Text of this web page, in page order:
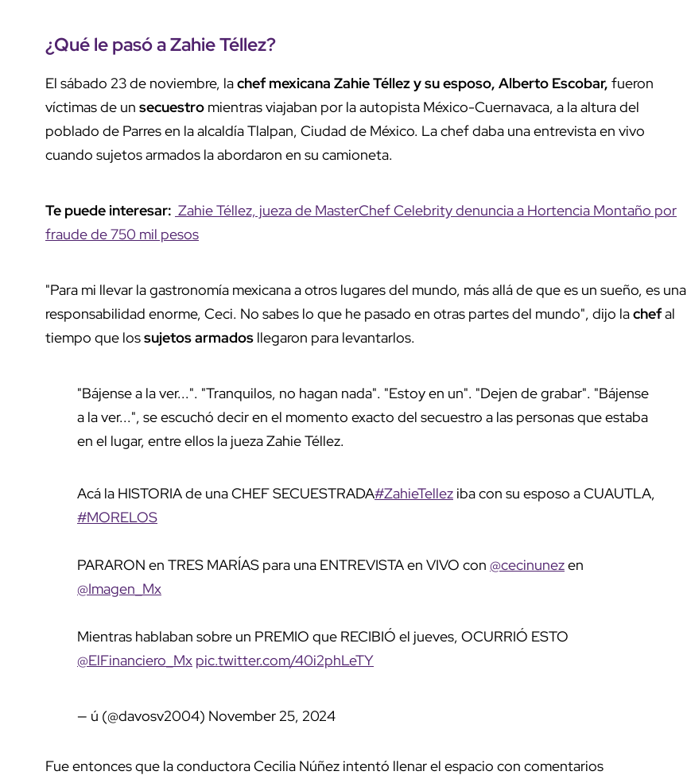
¿Qué le pasó a Zahie Téllez?
El sábado 23 de noviembre, lachef mexicana Zahie Téllez y su esposo, Alberto Escobar, fueron
víctimas de un secuestro mientras viajaban por la autopista México-Cuernavaca, a la altura del
poblado de Parres en la alcaldía Tlalpan, Ciudad de México. La chef daba una entrevista en vivo
cuando sujetos armados la abordaron en su camioneta.
Te puede interesar: Zahie Téllez, jueza de MasterChef Celebrity denuncia a Hortencia Montaño por
fraude de 750 mil pesos
"Para mi llevar la gastronomía mexicana a otros lugares del mundo, más allá de que es un sueño, es una
responsabilidad enorme, Ceci. No sabes lo que he pasado en otras partes del mundo", dijo lachefal
tiempo que lossujetos armados llegaron para levantarlos.
"Bájense a la ver...". "Tranquilos, no hagan nada". "Estoy en un". "Dejen de grabar". "Bájense
a la ver...", se escuchó decir en el momento exacto del secuestro a las personas que estaba
en el lugar, entre ellos la jueza Zahie Téllez.
Acá la HISTORIA de una CHEF SECUESTRADA#ZahieTellez iba con su esposo a CUAUTLA,
#MORELOS
PARARON en TRES MARÍAS para una ENTREVISTA en VIVO con @cecinunezen
@Imagen_Mx
Mientras hablaban sobre un PREMIO que RECIBIÓ el jueves, OCURRIÓ ESTO
@ElFinanciero_Mx pic.twitter.com/40i2phLeTY
— ú (@davosv2004) November 25, 2024
Fue entonces que la conductora Cecilia Núñez intentó llenar el espacio con comentarios